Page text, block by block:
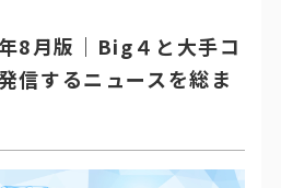
8月版｜Big４と大手コ
信するニュースを総ま